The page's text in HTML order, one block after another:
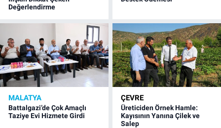
Değerlendirme
MALATYA
Battalgazi’de Çok Amaçlı
Taziye Evi Hizmete Girdi
ÇEVRE
Üreticiden Örnek Hamle:
Kayısının Yanına Çilek ve
Salep